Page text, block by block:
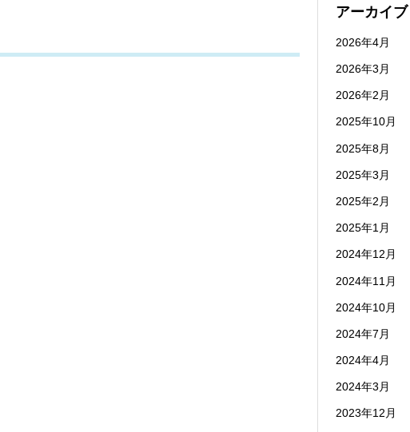
アーカイブ
2026年4月
2026年3月
2026年2月
2025年10月
2025年8月
2025年3月
2025年2月
2025年1月
2024年12月
2024年11月
2024年10月
2024年7月
2024年4月
2024年3月
2023年12月